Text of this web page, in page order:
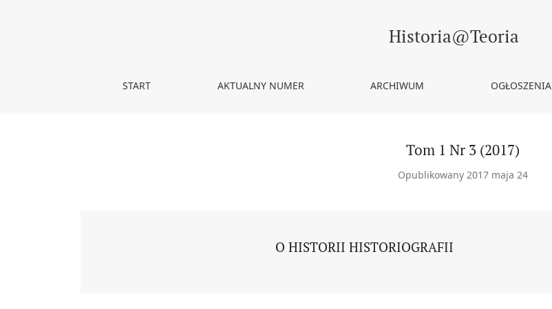
Historia@Teoria
START AKTUALNY NUMER ARCHIWUM OGŁOSZENIA
Tom 1 Nr 3 (2017)
Opublikowany 2017 maja 24
O HISTORII HISTORIOGRAFII